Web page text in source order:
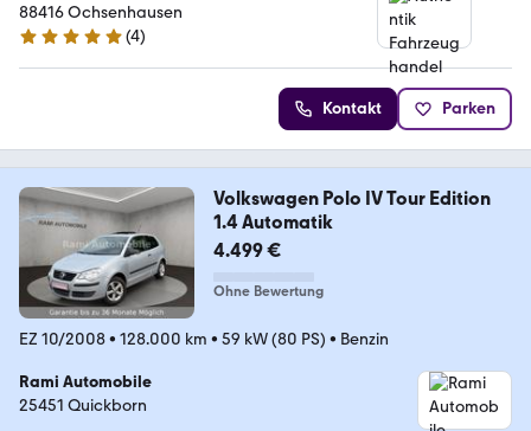
88416 Ochsenhausen
4.9 Sterne
(4)
Kontakt Parken
Volkswagen Polo IV Tour Edition
1.4 Automatik
4.499 €
Ohne Bewertung
EZ 10/2008• 128.000 km • 59 kW (80 PS) • Benzin
Rami Automobile
25451 Quickborn